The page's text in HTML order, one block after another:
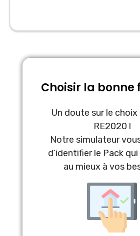
Choisir la bonne
Un doute sur le choix
RE2020 !
Notre simulateur
d’identifier le Pack qui
au mieux à vos